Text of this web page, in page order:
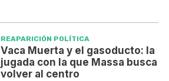
REAPARICIÓN POLÍTICA
Vaca Muerta y el gasoducto: la
jugada con la que Massa busca
volver al centro